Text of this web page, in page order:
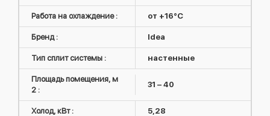
Работа на охлаждение : от +16°C
Бренд : Idea
Тип сплит системы : настенные
Площадь помещения, м
2 :
31 – 40
Холод, кВт : 5,28